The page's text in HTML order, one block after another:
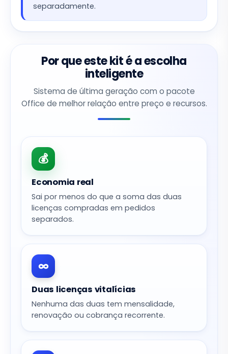
separadamente.
Por que este kit é a escolha
inteligente
Sistema de última geração com o pacote
Office de melhor relação entre preço e recursos.
💰
Economia real
Sai por menos do que a soma das duas
licenças compradas em pedidos
separados.
∞
Duas licenças vitalícias
Nenhuma das duas tem mensalidade,
renovação ou cobrança recorrente.